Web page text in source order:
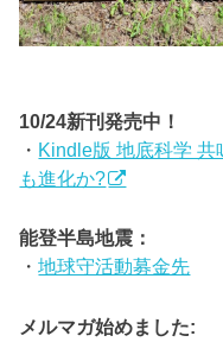
10/24新刊発売中！
・ Kindle版 地底科学 共
も進化か?
能登半島地震：
・地球守活動募金先
メルマガ始めました: